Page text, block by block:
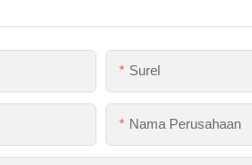
Surel
Nama Perusahaan